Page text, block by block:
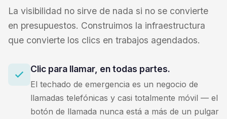
La visibilidad no sirve de nada si no se convierte
en presupuestos. Construimos la infraestructura
que convierte los clics en trabajos agendados.
Clic para llamar, en todas partes.
El techado de emergencia es un negocio de
llamadas telefónicas y casi totalmente móvil — el
botón de llamada nunca está a más de un pulgar